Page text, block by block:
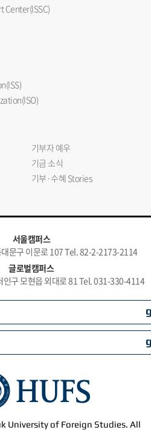
기부자 예우
기금 소식
기부·수혜 Stories
서울캠퍼스
문구 이문로 107 Tel. 82-2-2173-2114
글로벌캠퍼스
인구 모현읍 외대로 81 Tel. 031-330-4114
University of Foreign Studies. All